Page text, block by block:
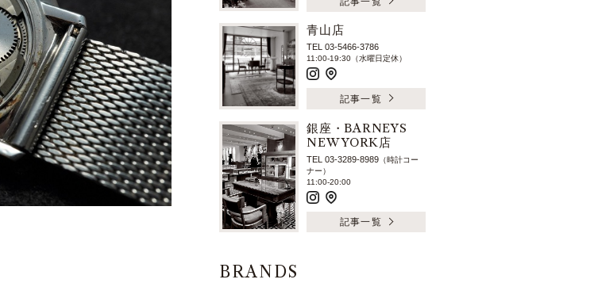
青山店
TEL 03-5466-3786
11:00-19:30（水曜日定休）
記事一覧
銀座・BARNEYS
NEW YORK店
TEL 03-3289-8989 （時計コー
ナー）
11:00-20:00
記事一覧
BRANDS